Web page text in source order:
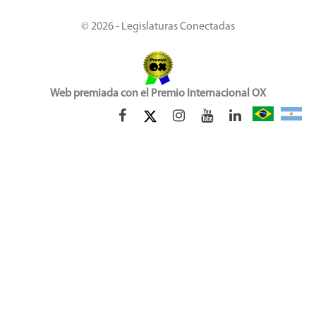
© 2026 - Legislaturas Conectadas
Web premiada con el Premio Internacional OX